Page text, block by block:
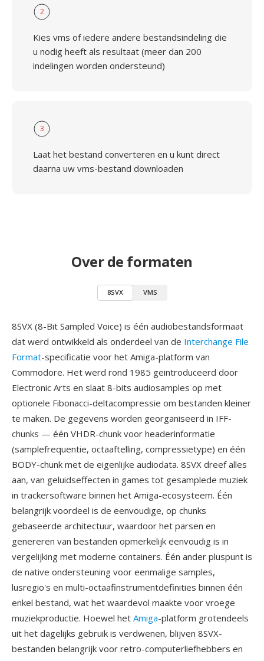
2
Kies vms of iedere andere bestandsindeling die
u nodig heeft als resultaat (meer dan 200
indelingen worden ondersteund)
3
Laat het bestand converteren en u kunt direct
daarna uw vms-bestand downloaden
Over de formaten
8SVX VMS
8SVX (8-Bit Sampled Voice) is één audiobestandsformaat
dat werd ontwikkeld als onderdeel van de Interchange File
Format-specificatie voor het Amiga-platform van
Commodore. Het werd rond 1985 geintroduceerd door
Electronic Arts en slaat 8-bits audiosamples op met
optionele Fibonacci-deltacompressie om bestanden kleiner
te maken. De gegevens worden georganiseerd in IFF-
chunks — één VHDR-chunk voor headerinformatie
(samplefrequentie, octaaftelling, compressietype) en één
BODY-chunk met de eigenlijke audiodata. 8SVX dreef alles
aan, van geluidseffecten in games tot gesamplede muziek
in trackersoftware binnen het Amiga-ecosysteem. Één
belangrijk voordeel is de eenvoudige, op chunks
gebaseerde architectuur, waardoor het parsen en
genereren van bestanden opmerkelijk eenvoudig is in
vergelijking met moderne containers. Één ander pluspunt is
de native ondersteuning voor eenmalige samples,
lusregio's en multi-octaafinstrumentdefinities binnen één
enkel bestand, wat het waardevol maakte voor vroege
muziekproductie. Hoewel het Amiga-platform grotendeels
uit het dagelijks gebruik is verdwenen, blijven 8SVX-
bestanden belangrijk voor retro-computerliefhebbers en